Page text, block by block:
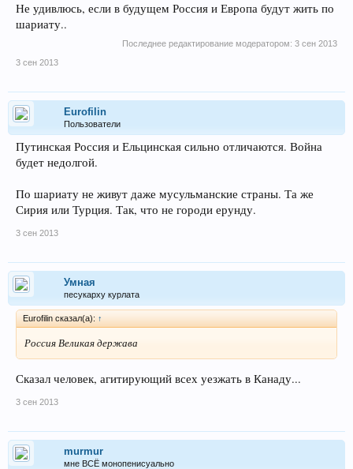
Не удивлюсь, если в будущем Россия и Европа будут жить по
шариату..
Последнее редактирование модератором: 3 сен 2013
3 сен 2013
Eurofilin
Пользователи
Путинская Россия и Ельцинская сильно отличаются. Война
будет недолгой.
По шариату не живут даже мусульманские страны. Та же
Сирия или Турция. Так, что не городи ерунду.
3 сен 2013
Умная
песукарху курлата
Eurofilin сказал(а): ↑
Россия Великая держава
Сказал человек, агитирующий всех уезжать в Канаду...
3 сен 2013
murmur
мне ВСЁ монопенисуально